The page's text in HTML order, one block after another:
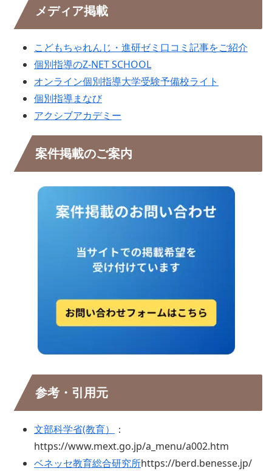
メディア掲載
こどもちゃれんじ・進研ゼミ口コミ記事をご紹介
個別指導のZ-NET SCHOOL
オンライン個別指導大学受験予備校ライト
個別指導まなび
アクシブアカデミー
案件掲載のご案内
参考・引用元
文部科学省(教育）
：
https://www.mext.go.jp/a_menu/a002.htm
ベネッセ教育総合研究所https://berd.benesse.jp/